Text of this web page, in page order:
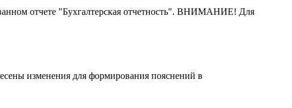
отчете "Бухгалтерская отчетность". ВНИМАНИЕ! Для
изменения для формирования пояснений в